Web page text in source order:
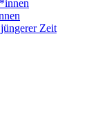
Zeit